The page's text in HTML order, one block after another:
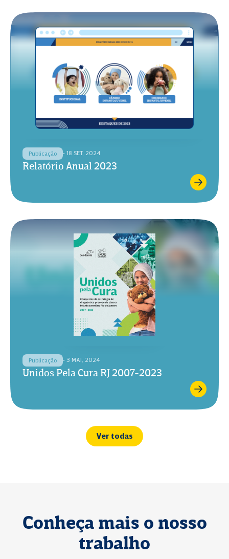
Publicação • 18 SET, 2024
Relatório Anual 2023
Publicação • 3 MAI, 2024
Unidos Pela Cura RJ 2007-2023
Ver todas
Conheça mais o nosso
trabalho